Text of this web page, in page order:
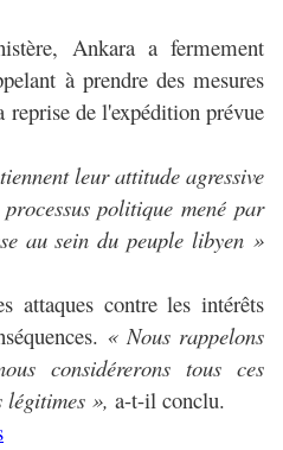
Ankara a fermement
à prendre des mesures
reprise de l'expédition prévue
leur attitude agressive
politique mené par
au sein du peuple libyen »
attaques contre les intérêts
« Nous rappelons
considérerons tous ces
légitimes », a-t-il conclu.